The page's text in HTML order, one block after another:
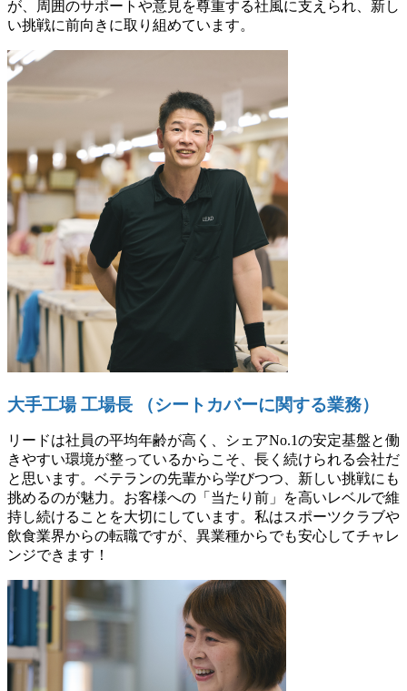
が、周囲のサポートや意見を尊重する社風に支えられ、新し
い挑戦に前向きに取り組めています。
大手工場 工場長 （シートカバーに関する業務）
リードは社員の平均年齢が高く、シェアNo.1の安定基盤と働
きやすい環境が整っているからこそ、長く続けられる会社だ
と思います。ベテランの先輩から学びつつ、新しい挑戦にも
挑めるのが魅力。お客様への「当たり前」を高いレベルで維
持し続けることを大切にしています。私はスポーツクラブや
飲食業界からの転職ですが、異業種からでも安心してチャレ
ンジできます！